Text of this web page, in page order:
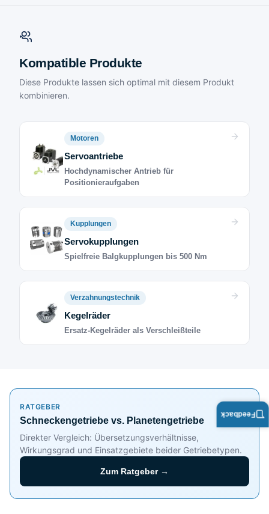
Kompatible Produkte
Diese Produkte lassen sich optimal mit diesem Produkt
kombinieren.
Motoren
Servoantriebe
Hochdynamischer Antrieb für
Positionieraufgaben
Kupplungen
Servokupplungen
Spielfreie Balgkupplungen bis 500 Nm
Verzahnungstechnik
Kegelräder
Ersatz-Kegelräder als Verschleißteile
RATGEBER
Schneckengetriebe vs. Planetengetriebe
Direkter Vergleich: Übersetzungsverhältnisse,
Wirkungsgrad und Einsatzgebiete beider Getriebetypen.
Zum Ratgeber →
Feedback